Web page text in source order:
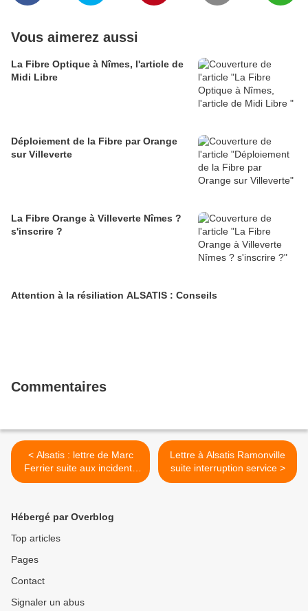
Vous aimerez aussi
La Fibre Optique à Nîmes, l'article de
Midi Libre
Déploiement de la Fibre par Orange
sur Villeverte
La Fibre Orange à Villeverte Nîmes ?
s'inscrire ?
Attention à la résiliation ALSATIS : Conseils
Commentaires
< Alsatis : lettre de Marc
Ferrier suite aux incidents
d'août
Lettre à Alsatis Ramonville
suite interruption service >
Hébergé par Overblog
Top articles
Pages
Contact
Signaler un abus